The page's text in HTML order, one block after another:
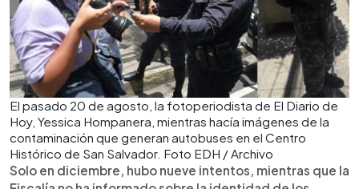
El pasado 20 de agosto, la fotoperiodista de El Diario de
Hoy, Yessica Hompanera, mientras hacía imágenes de la
contaminación que generan autobuses en el Centro
Histórico de San Salvador. Foto EDH / Archivo
Solo en diciembre, hubo nueve intentos, mientras que la